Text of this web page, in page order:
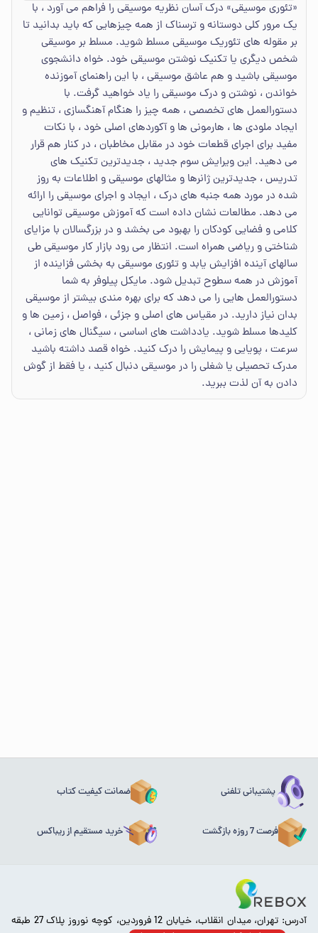
«تئوری موسیقی» درک آسان نظریه موسیقی را فراهم می آورد ، با
یک مرور کلی دوستانه و ترسناک از همه چیزهایی که باید بدانید تا
بر مقوله های تئوریک موسیقی مسلط شوید. مسلط بر موسیقی
شخص دیگری یا تکنیک نوشتن موسیقی خود. خواه دانشجوی
موسیقی باشید و هم عاشق موسیقی ، با این راهنمای آموزنده
خواندن ، نوشتن و درک موسیقی را یاد خواهید گرفت. با
دستورالعمل های تخصصی ، همه چیز را هنگام آهنگسازی ، تنظیم و
ایجاد ملودی ها ، هارمونی ها و آکوردهای اصلی خود ، با نکات
مفید برای اجرای قطعات خود در مقابل مخاطبان ، در کنار هم قرار
می دهید. این ویرایش سوم جدید ، جدیدترین تکنیک های
تدریس ، جدیدترین ژانرها و مثالهای موسیقی و اطلاعات به روز
شده در مورد همه جنبه های درک ، ایجاد و اجرای موسیقی را ارائه
می دهد. مطالعات نشان داده است که آموزش موسیقی توانایی
کلامی و فضایی کودکان را بهبود می بخشد و در بزرگسالان با مزایای
شناختی و ریاضی همراه است. انتظار می رود بازار کار موسیقی طی
سالهای آینده افزایش یابد و تئوری موسیقی به بخشی فزاینده از
آموزش در همه سطوح تبدیل شود. مایکل پیلوفر به شما
دستورالعمل هایی را می دهد که برای بهره مندی بیشتر از موسیقی
بدان نیاز دارید. در مقیاس های اصلی و جزئی ، فواصل ، زمین ها و
کلیدها مسلط شوید. یادداشت های اساسی ، سیگنال های زمانی ،
سرعت ، پویایی و پیمایش را درک کنید. خواه قصد داشته باشید
مدرک تحصیلی یا شغلی را در موسیقی دنبال کنید ، یا فقط از گوش
دادن به آن لذت ببرید.
پشتیبانی تلفنی ضمانت کیفیت کتاب
فرصت 7 روزه بازگشت خرید مستقیم از ریباکس
آدرس: تهران، میدان انقلاب، خیابان 12 فروردین، کوچه نوروز پلاک 27 طبقه